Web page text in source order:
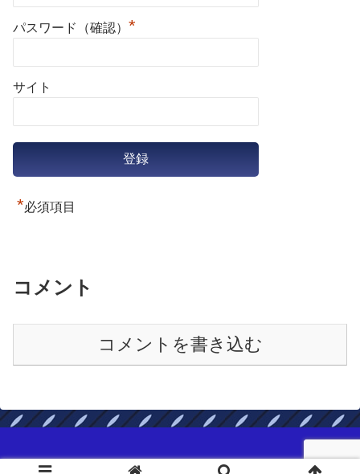
パスワード（確認） *
サイト
*必須項目
コメント
コメントを書き込む